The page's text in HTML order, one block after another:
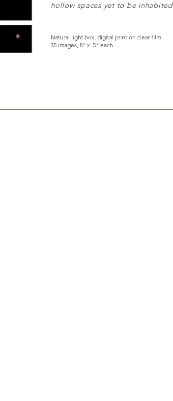
hollow spaces yet to be inhabited
Natural light box, digital print on clear film
35 images, 8" x 5" each